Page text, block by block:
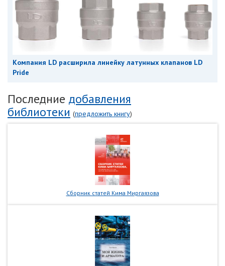
Компания LD расширила линейку латунных клапанов LD
Pride
Последние добавления
библиотеки (предложить книгу)
Сборник статей Кима Миргаязова